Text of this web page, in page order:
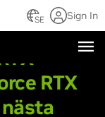
SE Sign In
RTX